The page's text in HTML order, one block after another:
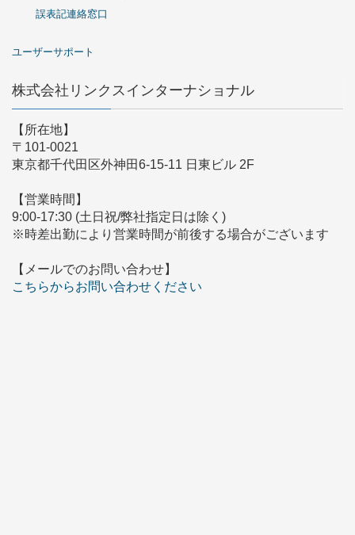
誤表記連絡窓口
ユーザーサポート
株式会社リンクスインターナショナル
【所在地】
〒101-0021
東京都千代田区外神田6-15-11 日東ビル 2F
【営業時間】
9:00-17:30 (土日祝/弊社指定日は除く)
※時差出勤により営業時間が前後する場合がございます
【メールでのお問い合わせ】
こちらからお問い合わせください